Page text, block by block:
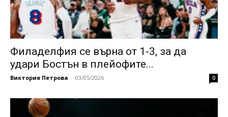
Филаделфия се върна от 1-3, за да
удари Бостън в плейофите...
Виктория Петрова - 03/05/2026 0